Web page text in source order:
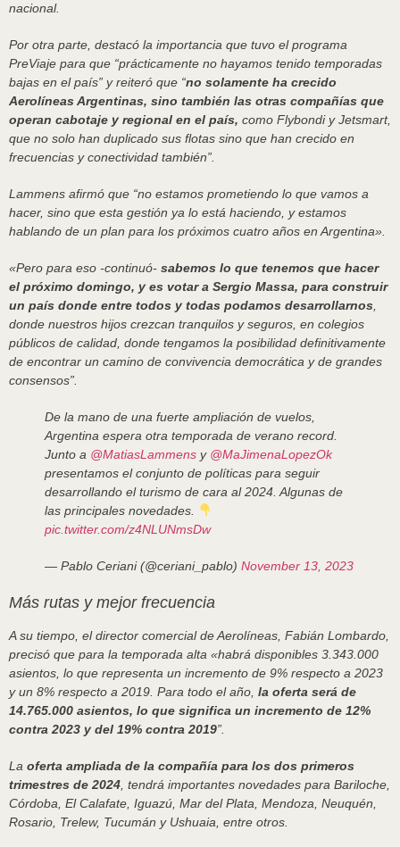
nacional.
Por otra parte, destacó la importancia que tuvo el programa
PreViaje para que “prácticamente no hayamos tenido temporadas
bajas en el país” y reiteró que “no solamente ha crecido
Aerolíneas Argentinas, sino también las otras compañías que
operan cabotaje y regional en el país, como Flybondi y Jetsmart,
que no solo han duplicado sus flotas sino que han crecido en
frecuencias y conectividad también”.
Lammens afirmó que “no estamos prometiendo lo que vamos a
hacer, sino que esta gestión ya lo está haciendo, y estamos
hablando de un plan para los próximos cuatro años en Argentina».
«Pero para eso -continuó- sabemos lo que tenemos que hacer
el próximo domingo, y es votar a Sergio Massa, para construir
un país donde entre todos y todas podamos desarrollarnos
donde nuestros hijos crezcan tranquilos y seguros, en colegios
públicos de calidad, donde tengamos la posibilidad definitivamente
de encontrar un camino de convivencia democrática y de grandes
consensos”.
De la mano de una fuerte ampliación de vuelos,
Argentina espera otra temporada de verano record.
Junto a @MatiasLammens y @MaJimenaLopezOk
presentamos el conjunto de políticas para seguir
desarrollando el turismo de cara al 2024. Algunas de
las principales novedades.
pic.twitter.com/z4NLUNmsDw
— Pablo Ceriani (@ceriani_pablo) November 13, 2023
Más rutas y mejor frecuencia
A su tiempo, el director comercial de Aerolíneas, Fabián Lombardo,
precisó que para la temporada alta «habrá disponibles 3.343.000
asientos, lo que representa un incremento de 9% respecto a 2023
y un 8% respecto a 2019. Para todo el año, la oferta será de
14.765.000 asientos, lo que significa un incremento de 12%
contra 2023 y del 19% contra 2019”.
La oferta ampliada de la compañía para los dos primeros
trimestres de 2024 , tendrá importantes novedades para Bariloche,
Córdoba, El Calafate, Iguazú, Mar del Plata, Mendoza, Neuquén,
Rosario, Trelew, Tucumán y Ushuaia, entre otros.